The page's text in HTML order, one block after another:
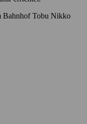
Bahnhof Tobu Nikko